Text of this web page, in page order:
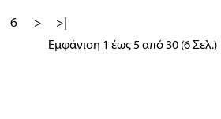
6 > >|
Εμφάνιση 1 έως 5 από 30 (6 Σελ.)